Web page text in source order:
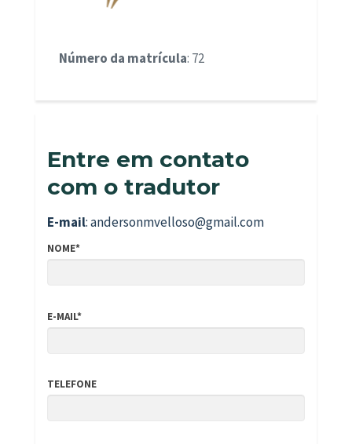
Número da matrícula: 72
Entre em contato
com o tradutor
E-mail: andersonmvelloso@gmail.com
NOME*
E-MAIL*
TELEFONE